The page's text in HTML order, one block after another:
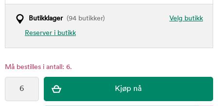
Velg butikk
Butikklager(94 butikker)
Reserver i butikk
Må bestilles i antall: 6.